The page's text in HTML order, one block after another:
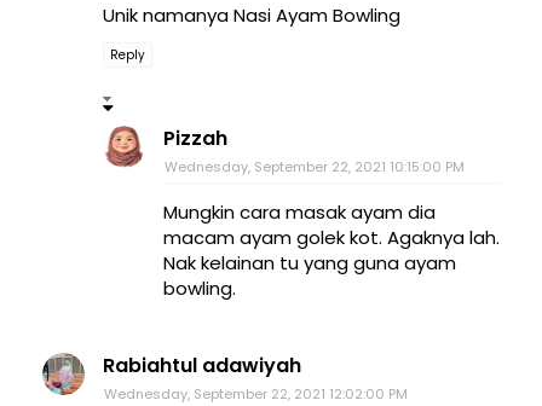
Unik namanya Nasi Ayam Bowling
Reply
Pizzah
Wednesday, September 22, 2021 10:15:00 PM
Mungkin cara masak ayam dia
macam ayam golek kot. Agaknya lah.
Nak kelainan tu yang guna ayam
bowling.
Rabiahtul adawiyah
Wednesday, September 22, 2021 12:02:00 PM